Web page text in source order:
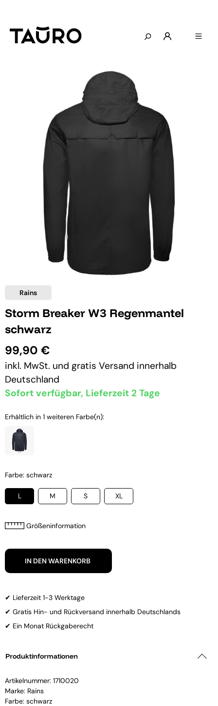
Rains
Storm Breaker W3 Regenmantel
schwarz
99,90 €
inkl. MwSt. und gratis Versand innerhalb
Deutschland
Sofort verfügbar, Lieferzeit 2 Tage
Erhältlich in 1 weiteren Farbe(n):
Farbe: schwarz
L M S XL
Größeninformation
IN DEN WARENKORB
✔ Lieferzeit 1-3 Werktage
✔ Gratis Hin- und Rückversand innerhalb Deutschlands
✔ Ein Monat Rückgaberecht
Produktinformationen
Artikelnummer: 1710020
Marke: Rains
Farbe: schwarz